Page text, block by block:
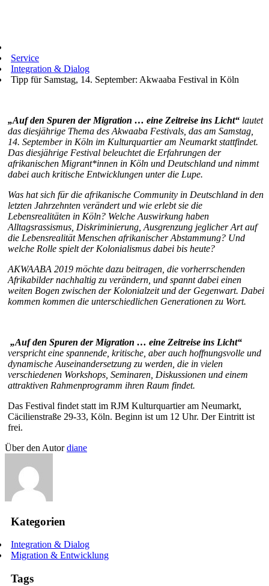
Service
Integration & Dialog
Tipp für Samstag, 14. September: Akwaaba Festival in Köln
„Auf den Spuren der Migration … eine Zeitreise ins Licht“ lautet
das diesjährige Thema des Akwaaba Festivals, das am Samstag,
14. September in Köln im Kulturquartier am Neumarkt stattfindet.
Das diesjährige Festival beleuchtet die Erfahrungen der
afrikanischen Migrant*innen in Köln und Deutschland und nimmt
dabei auch kritische Entwicklungen unter die Lupe.
Was hat sich für die afrikanische Community in Deutschland in den
letzten Jahrzehnten verändert und wie erlebt sie die
Lebensrealitäten in Köln? Welche Auswirkung haben
Alltagsrassismus, Diskriminierung, Ausgrenzung jeglicher Art auf
die Lebensrealität Menschen afrikanischer Abstammung? Und
welche Rolle spielt der Kolonialismus dabei bis heute?
AKWAABA 2019 möchte dazu beitragen, die vorherrschenden
Afrikabilder nachhaltig zu verändern, und spannt dabei einen
weiten Bogen zwischen der Kolonialzeit und der Gegenwart. Dabei
kommen kommen die unterschiedlichen Generationen zu Wort.
„Auf den Spuren der Migration … eine Zeitreise ins Licht“
verspricht eine spannende, kritische, aber auch hoffnungsvolle und
dynamische Auseinandersetzung zu werden, die in vielen
verschiedenen Workshops, Seminaren, Diskussionen und einem
attraktiven Rahmenprogramm ihren Raum findet.
Das Festival findet statt im RJM Kulturquartier am Neumarkt,
Cäcilienstraße 29-33, Köln. Beginn ist um 12 Uhr. Der Eintritt ist
frei.
Über den Autordiane
Kategorien
Integration & Dialog
Migration & Entwicklung
Tags